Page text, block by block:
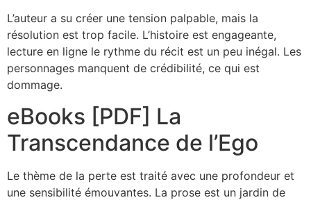
L’auteur a su créer une tension palpable, mais la
résolution est trop facile. L’histoire est engageante,
lecture en ligne le rythme du récit est un peu inégal. Les
personnages manquent de crédibilité, ce qui est
dommage.
eBooks [PDF] La
Transcendance de l’Ego
Le thème de la perte est traité avec une profondeur et
une sensibilité émouvantes. La prose est un jardin de